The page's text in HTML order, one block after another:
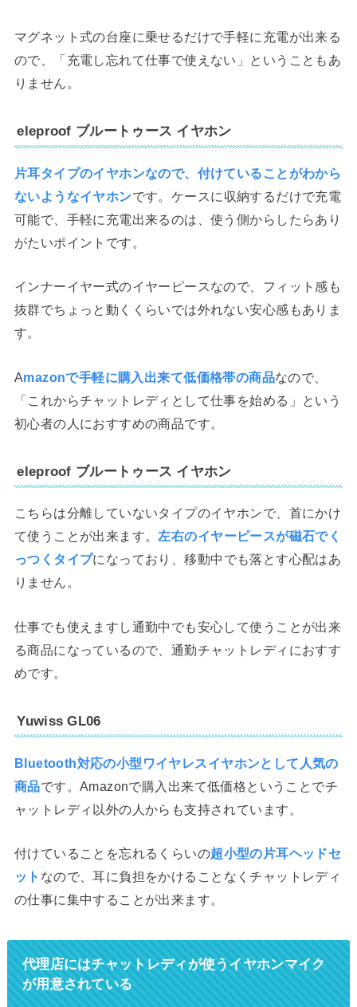
マグネット式の台座に乗せるだけで手軽に充電が出来る
ので、「充電し忘れて仕事で使えない」ということもあ
りません。
eleproof ブルートゥース イヤホン
片耳タイプのイヤホンなので、付けていることがわから
ないようなイヤホンです。ケースに収納するだけで充電
可能で、手軽に充電出来るのは、使う側からしたらあり
がたいポイントです。
インナーイヤー式のイヤーピースなので、フィット感も
抜群でちょっと動くくらいでは外れない安心感もありま
す。
Amazonで手軽に購入出来て低価格帯の商品なので、
「これからチャットレディとして仕事を始める」という
初心者の人におすすめの商品です。
eleproof ブルートゥース イヤホン
こちらは分離していないタイプのイヤホンで、首にかけ
て使うことが出来ます。左右のイヤーピースが磁石でく
っつくタイプになっており、移動中でも落とす心配はあ
りません。
仕事でも使えますし通勤中でも安心して使うことが出来
る商品になっているので、通勤チャットレディにおすす
めです。
Yuwiss GL06
Bluetooth対応の小型ワイヤレスイヤホンとして人気の
商品です。Amazonで購入出来て低価格ということでチ
ャットレディ以外の人からも支持されています。
付けていることを忘れるくらいの超小型の片耳ヘッドセ
ット なので、耳に負担をかけることなくチャットレディ
の仕事に集中することが出来ます。
代理店にはチャットレディが使うイヤホンマイク
が用意されている